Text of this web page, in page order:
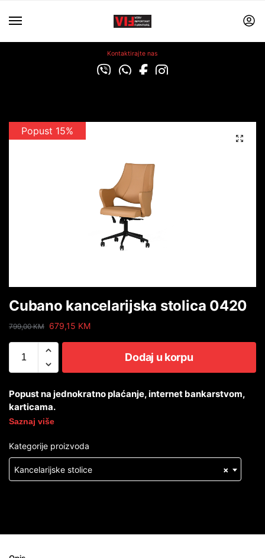
Kontaktirajte nas
Popust 15%
Cubano kancelarijska stolica 0420
799,00KM 679,15 KM
Dodaj u korpu
Popust na jednokratno plaćanje, internet bankarstvom,
karticama.
Saznaj više
Kategorije proizvoda
×
Kancelarijske stolice